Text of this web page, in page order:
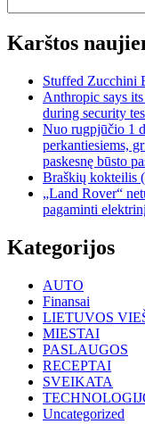
Karštos
Stuffed Zucchini
Anthropic says
during security
Nuo rugpjūčio 1
perkantiesiems,
paskesnę būsto
Braškių kokteilis
„Land Rover“
pagaminti
Kategorijos
AUTO
Finansai
LIETUVOS
MIESTAI
PASLAUGOS
RECEPTAI
SVEIKATA
Uncategorized